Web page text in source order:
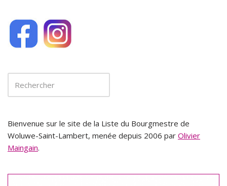
Bienvenue sur le site de la Liste du Bourgmestre de
Woluwe-Saint-Lambert, menée depuis 2006 par Olivier
Maingain.